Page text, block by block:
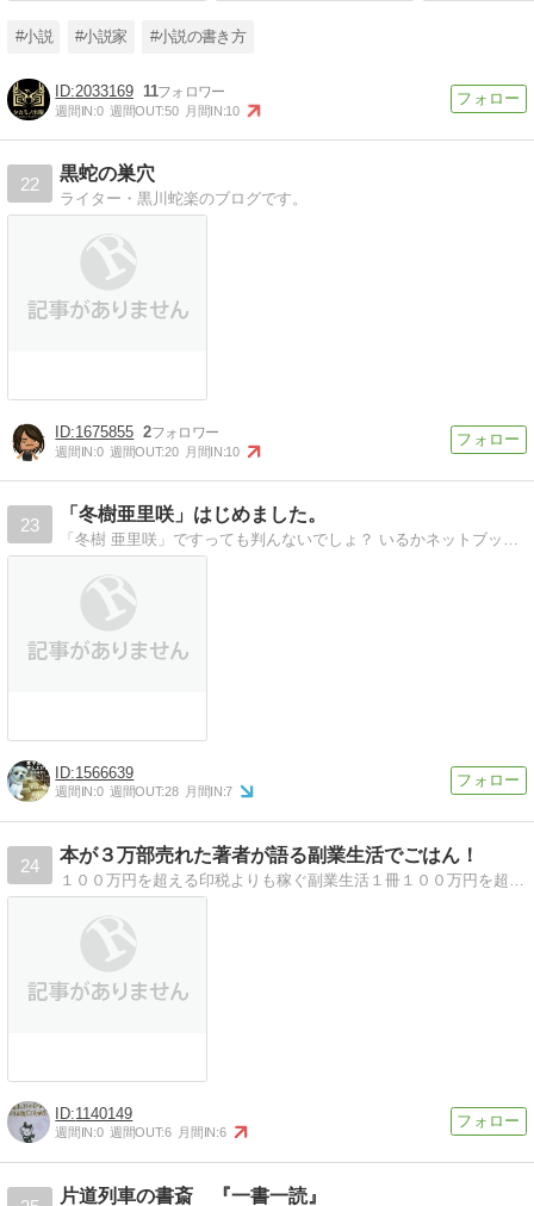
#小説 #小説家 #小説の書き方
2033169 11
週間IN:0 週間OUT:50 月間IN:10
22
黒蛇の巣穴
ライター・黒川蛇楽のブログです。
1675855 2
週間IN:0 週間OUT:20 月間IN:10
23
「冬樹亜里咲」はじめました。
1566639
週間IN:0 週間OUT:28 月間IN:7
24
本が３万部売れた著者が語る副業生活でごはん！
1140149
週間IN:0 週間OUT:6 月間IN:6
片道列車の書斎 『一書一読』